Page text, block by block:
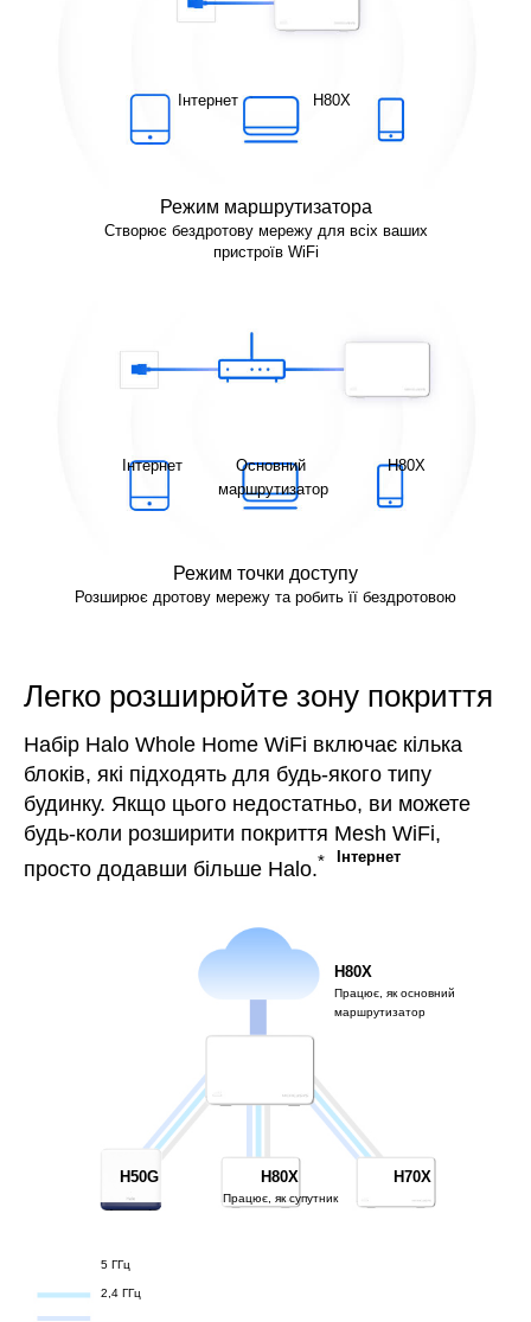
Інтернет H80X
Режим маршрутизатора
Створює бездротову мережу для всіх ваших
пристроїв WiFi
Інтернет
Основний
маршрутизатор
H80X
Режим точки доступу
Розширює дротову мережу та робить її бездротовою
Легко розширюйте зону покриття
Набір Halo Whole Home WiFi включає кілька
блоків, які підходять для будь-якого типу
будинку. Якщо цього недостатньо, ви можете
будь-коли розширити покриття Mesh WiFi,
просто додавши більше Halo.* Інтернет
H80X
Працює, як основний
маршрутизатор
H80X
Працює, як супутник
H70X
H50G
5 ГГц
2,4 ГГц